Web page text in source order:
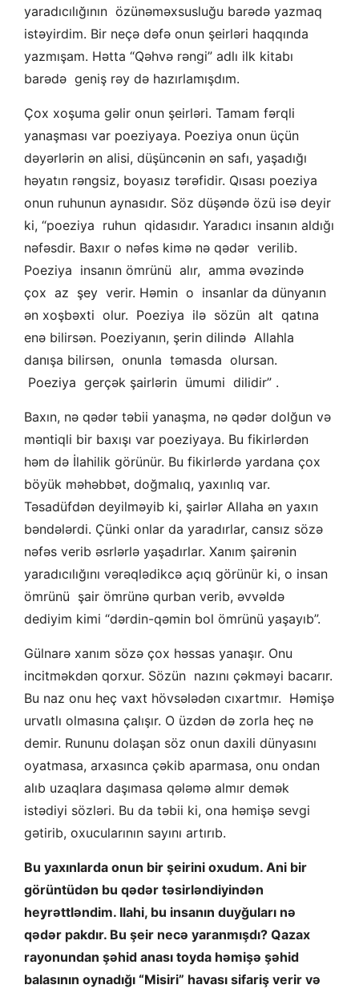
yaradıcılığının özünəməxsusluğu barədə yazmaq
istəyirdim. Bir neçə dəfə onun şeirləri haqqında
yazmışam. Hətta “Qəhvə rəngi” adlı ilk kitabı
barədə geniş rəy də hazırlamışdım.
Çox xoşuma gəlir onun şeirləri. Tamam fərqli
yanaşması var poeziyaya. Poeziya onun üçün
dəyərlərin ən alisi, düşüncənin ən safı, yaşadığı
həyatın rəngsiz, boyasız tərəfidir. Qısası poeziya
onun ruhunun aynasıdır. Söz düşəndə özü isə deyir
ki, “poeziya ruhun qidasıdır. Yaradıcı insanın aldığı
nəfəsdir. Baxır o nəfəs kimə nə qədər verilib.
Poeziya insanın ömrünü alır, amma əvəzində
çox az şey verir. Həmin o insanlar da dünyanın
ən xoşbəxti olur. Poeziya ilə sözün alt qatına
enə bilirsən. Poeziyanın, şerin dilində Allahla
danışa bilirsən, onunla təmasda olursan.
Poeziya gerçək şairlərin ümumi dilidir” .
Baxın, nə qədər təbii yanaşma, nə qədər dolğun və
məntiqli bir baxışı var poeziyaya. Bu fikirlərdən
həm də İlahilik görünür. Bu fikirlərdə yardana çox
böyük məhəbbət, doğmalıq, yaxınlıq var.
Təsadüfdən deyilməyib ki, şairlər Allaha ən yaxın
bəndələrdi. Çünki onlar da yaradırlar, cansız sözə
nəfəs verib əsrlərlə yaşadırlar. Xanım şairənin
yaradıcılığını vərəqlədikcə açıq görünür ki, o insan
ömrünü şair ömrünə qurban verib, əvvəldə
dediyim kimi “dərdin-qəmin bol ömrünü yaşayıb”.
Gülnarə xanım sözə çox həssas yanaşır. Onu
incitməkdən qorxur. Sözün nazını çəkməyi bacarır.
Bu naz onu heç vaxt hövsələdən cıxartmır. Həmişə
urvatlı olmasına çalışır. O üzdən də zorla heç nə
demir. Rununu dolaşan söz onun daxili dünyasını
oyatmasa, arxasınca çəkib aparmasa, onu ondan
alıb uzaqlara daşımasa qələmə almır demək
istədiyi sözləri. Bu da təbii ki, ona həmişə sevgi
gətirib, oxucularının sayını artırıb.
Bu yaxınlarda onun bir şeirini oxudum. Ani bir
görüntüdən bu qədər təsirləndiyindən
heyrəttləndim. Ilahi, bu insanın duyğuları nə
qədər pakdır. Bu şeir necə yaranmışdı? Qazax
rayonundan şəhid anası toyda həmişə şəhid
balasının oynadığı “Misiri” havası sifariş verir və